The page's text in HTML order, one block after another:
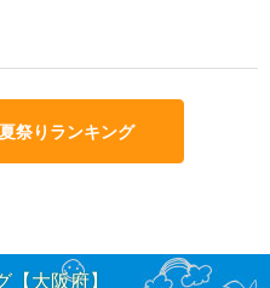
祭りランキング
大阪府】